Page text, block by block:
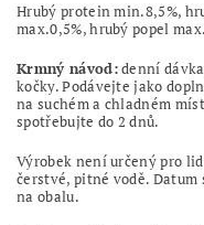
Hrubý protein min.8,5%,
max.0,5%, hrubý popel
Krmný návod:denní
kočky. Podávejte jako
na suchém a chladném
spotřebujte do 2 dnů.
Výrobek není určený pro
čerstvé, pitné vodě.
na obalu.